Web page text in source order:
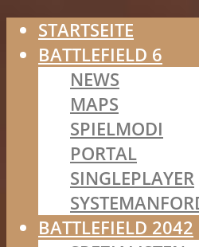
STARTSEITE
BATTLEFIELD 6
NEWS
MAPS
SPIELMODI
PORTAL
SINGLEPLAYER
BATTLEFIELD 2042